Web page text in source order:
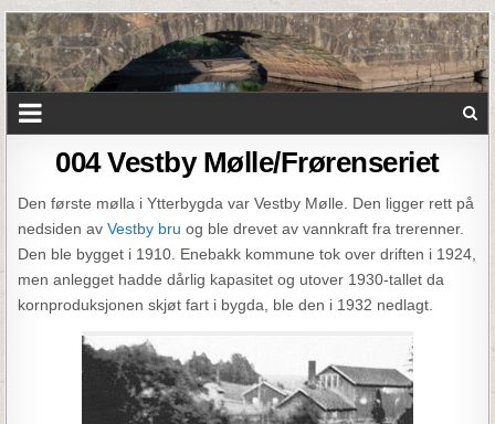
004 Vestby Mølle/Frørenseriet
Den første mølla i Ytterbygda var Vestby Mølle. Den ligger rett på
nedsiden avVestby bru og ble drevet av vannkraft fra trerenner.
Den ble bygget i 1910. Enebakk kommune tok over driften i 1924,
men anlegget hadde dårlig kapasitet og utover 1930-tallet da
kornproduksjonen skjøt fart i bygda, ble den i 1932 nedlagt.